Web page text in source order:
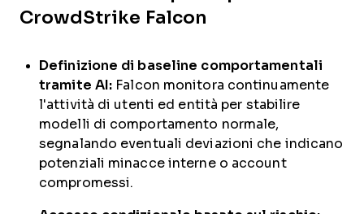
CrowdStrike Falcon
Definizione di baseline comportamentali
tramite AI: Falcon monitora continuamente
l'attività di utenti ed entità per stabilire
modelli di comportamento normale,
segnalando eventuali deviazioni che indicano
potenziali minacce interne o account
compromessi.